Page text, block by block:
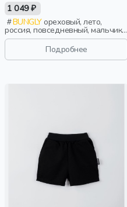
1 049 ₽
BUNGLYореховый, лето,
россия, повседневный, мальчики,
малыши, дошкольники, дети
Подробнее